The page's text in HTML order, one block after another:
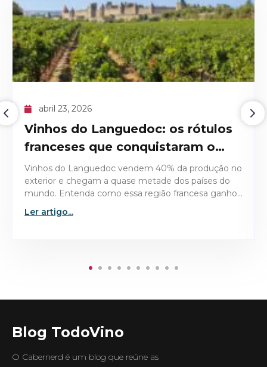
abril 09, 2026
O recorde histórico do Domaine
de la Romanée-Conti 1945
Descubra os detalhes técnicos e históricos que
tornaram o Domaine de la Romanée-Conti 1945 a
garrafa mais valiosa já leiloada no mercado de vinhos
Ler artigo...
Blog TodoVino
O Cabernerd é um blog que reúne as